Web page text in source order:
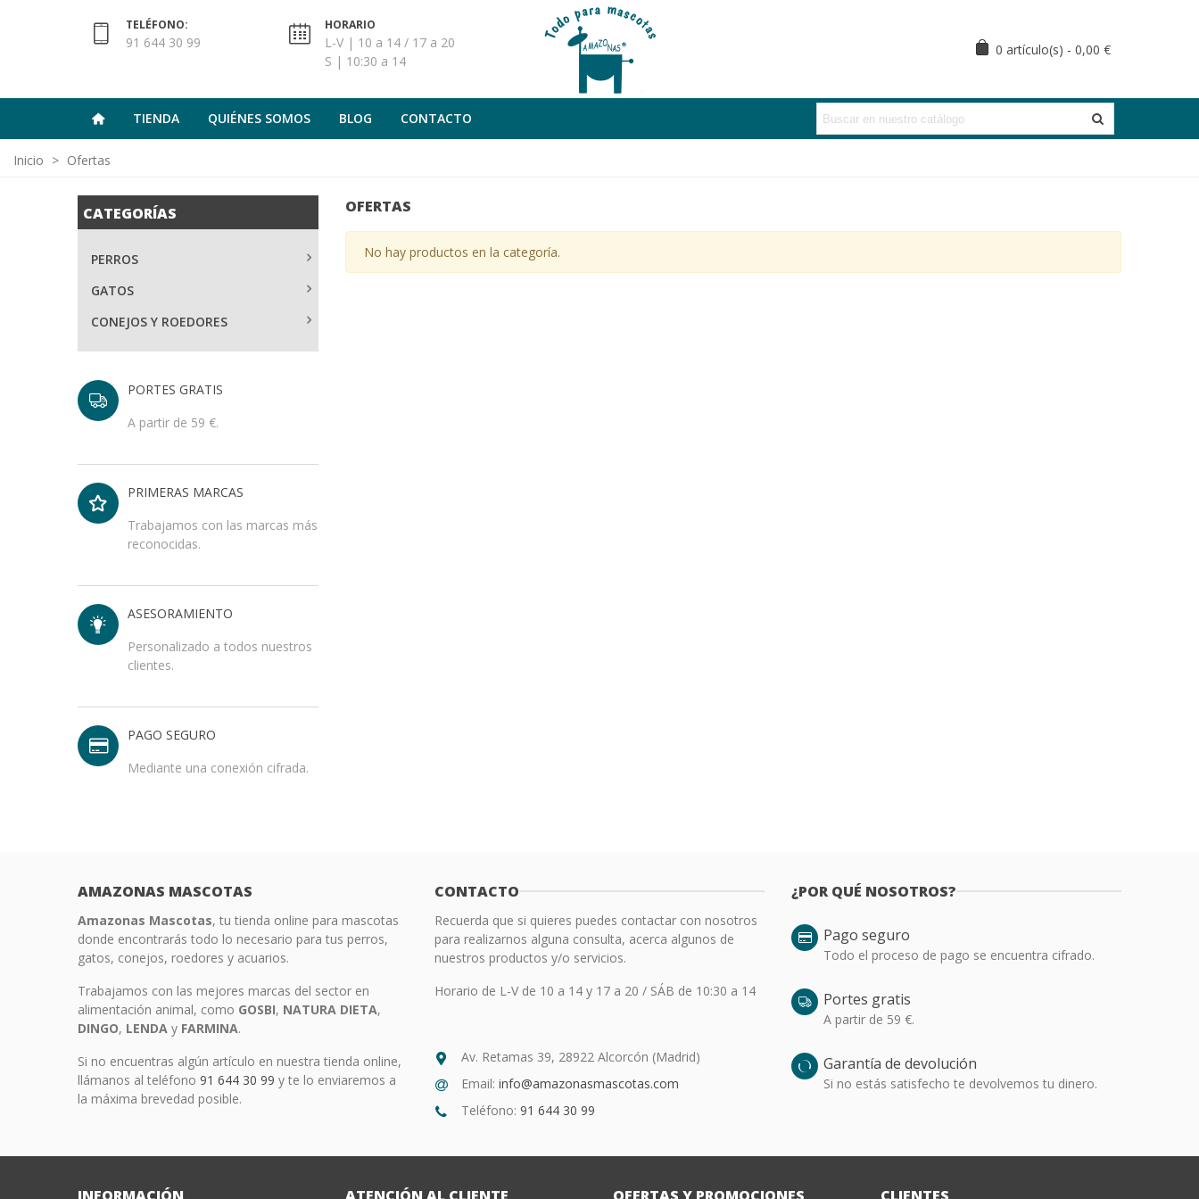
TELÉFONO:
91 644 30 99
HORARIO
L-V | 10 a 14 / 17 a 20
S | 10:30 a 14
0 artículo(s) - 0,00 €
TIENDA QUIÉNES SOMOS BLOG CONTACTO
Inicio > Ofertas
CATEGORÍAS
PERROS
GATOS
CONEJOS Y ROEDORES
PORTES GRATIS
A partir de 59 €.
PRIMERAS MARCAS
Trabajamos con las marcas más
reconocidas.
ASESORAMIENTO
Personalizado a todos nuestros
clientes.
PAGO SEGURO
Mediante una conexión cifrada.
OFERTAS
No hay productos en la categoría.
AMAZONAS MASCOTAS
Amazonas Mascotas, tu tienda online para mascotas
donde encontrarás todo lo necesario para tus perros,
gatos, conejos, roedores y acuarios.
Trabajamos con las mejores marcas del sector en
alimentación animal, como GOSBI, NATURA DIETA,
DINGO, LENDA y FARMINA.
Si no encuentras algún artículo en nuestra tienda online,
llámanos al teléfono 91 644 30 99 y te lo enviaremos a
la máxima brevedad posible.
CONTACTO
Recuerda que si quieres puedes contactar con nosotros
para realizarnos alguna consulta, acerca algunos de
nuestros productos y/o servicios.
Horario de L-V de 10 a 14 y 17 a 20 / SÁB de 10:30 a 14
Av. Retamas 39, 28922 Alcorcón (Madrid)
Email: info@amazonasmascotas.com
Teléfono: 91 644 30 99
¿POR QUÉ NOSOTROS?
Pago seguro
Todo el proceso de pago se encuentra cifrado.
Portes gratis
A partir de 59 €.
Garantía de devolución
Si no estás satisfecho te devolvemos tu dinero.